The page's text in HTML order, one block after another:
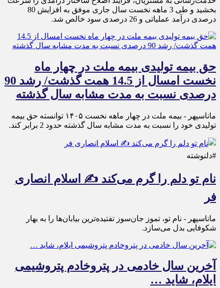
بخشید و طی 3 ماهه نخست سال جاری موفق به افزایش 80
درصدی درآمد عملیاتی و 26 درصدی سود خالص شد.
حق بیمه تولیدی بیمه ملت در چهار ماه
نخست امسال از 14.5 همت گذشت/ رشد 90
درصدی نسبت به مدت مشابه سال گذشته
ماناسپهر - بیمه ملت در چهار ماهه نخست ۱۴٠۵ توانسته حق بیمه
تولیدی خود را نسبت به مدت مشابه سال گذشته حدود 2 برابر کند.
#دلنوشته
نام تو دلم را گرم می‌کند ✍️ اسلام انصاری
فر
ماناسپهر - نام تو، تموز جان‌سوز تفتیده‌ترین بیابان‌ها را به بهار
شکوفایی بدل می‌سازد.
آخرین سال خادمی در پتروخادم پتروشیمی
ایلام، شاید …